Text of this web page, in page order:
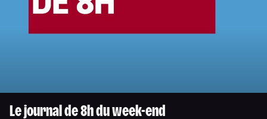
Le journal de 8h du week-end